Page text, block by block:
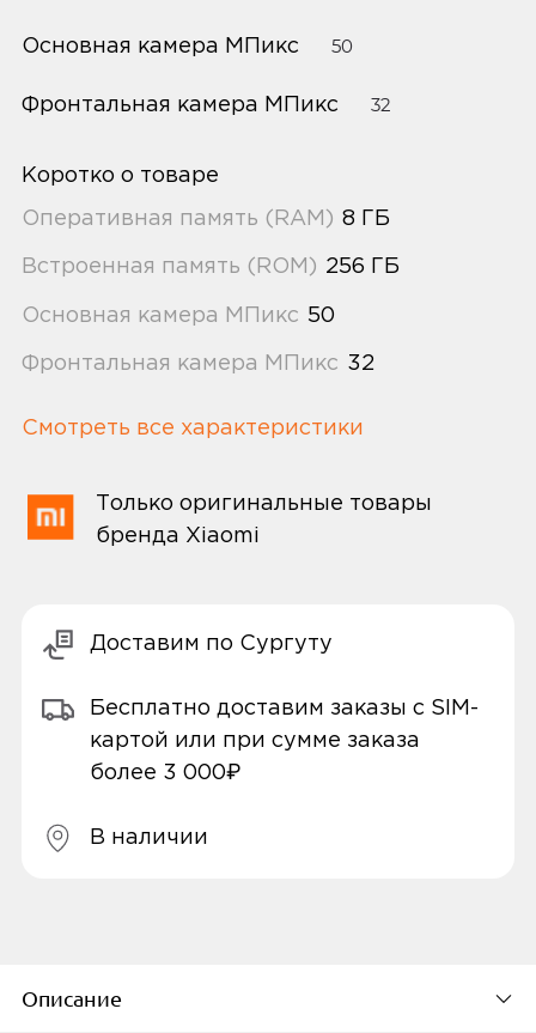
Основная камера МПикс 50
Фронтальная камера МПикс 32
Коротко о товаре
Оперативная память (RAM) 8 ГБ
Встроенная память (ROM) 256 ГБ
Основная камера МПикс 50
Фронтальная камера МПикс 32
Смотреть все характеристики
Только оригинальные товары
бренда Xiaomi
Доставим по Сургуту
Бесплатно доставим заказы с SIM-
картой или при сумме заказа
более 3 000₽
В наличии
Описание